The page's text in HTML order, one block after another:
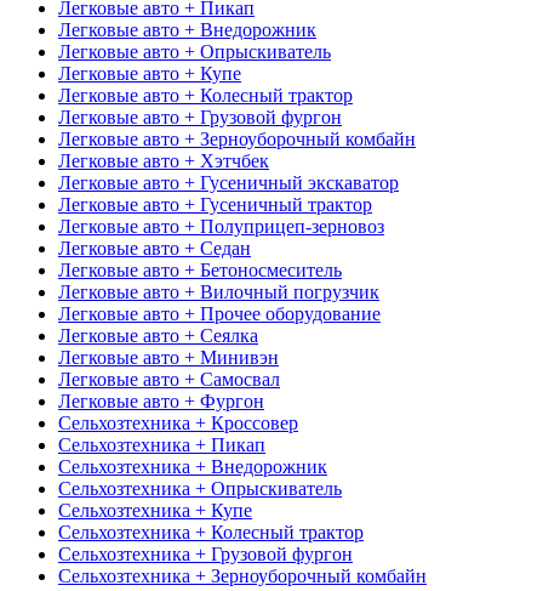
Легковые авто + Пикап
Легковые авто + Внедорожник
Легковые авто + Опрыскиватель
Легковые авто + Купе
Легковые авто + Колесный трактор
Легковые авто + Грузовой фургон
Легковые авто + Зерноуборочный комбайн
Легковые авто + Хэтчбек
Легковые авто + Гусеничный экскаватор
Легковые авто + Гусеничный трактор
Легковые авто + Полуприцеп-зерновоз
Легковые авто + Седан
Легковые авто + Бетоносмеситель
Легковые авто + Вилочный погрузчик
Легковые авто + Прочее оборудование
Легковые авто + Сеялка
Легковые авто + Минивэн
Легковые авто + Самосвал
Легковые авто + Фургон
Сельхозтехника + Кроссовер
Сельхозтехника + Пикап
Сельхозтехника + Внедорожник
Сельхозтехника + Опрыскиватель
Сельхозтехника + Купе
Сельхозтехника + Колесный трактор
Сельхозтехника + Грузовой фургон
Сельхозтехника + Зерноуборочный комбайн